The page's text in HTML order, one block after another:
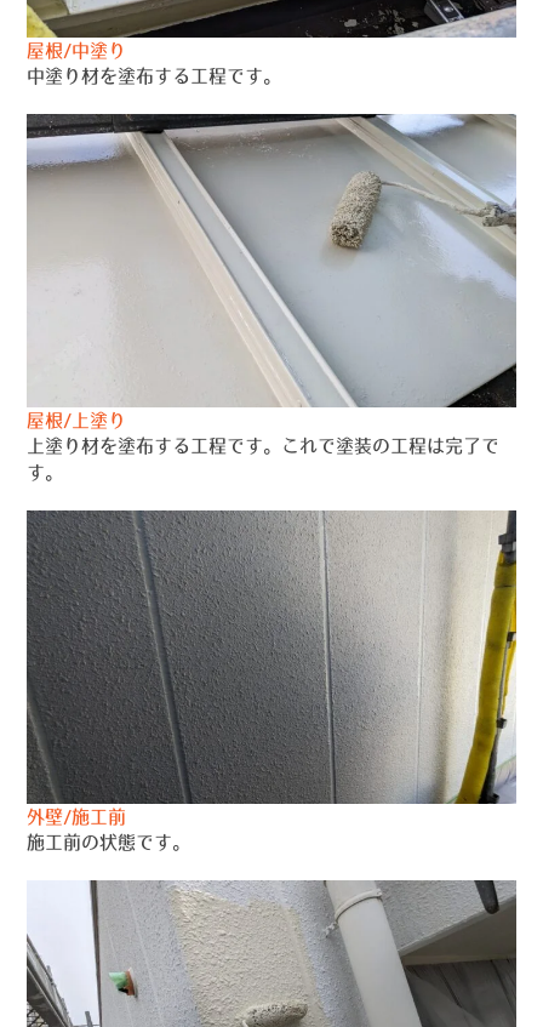
屋根/中塗り
中塗り材を塗布する工程です。
屋根/上塗り
上塗り材を塗布する工程です。これで塗装の工程は完了で
す。
外壁/施工前
施工前の状態です。